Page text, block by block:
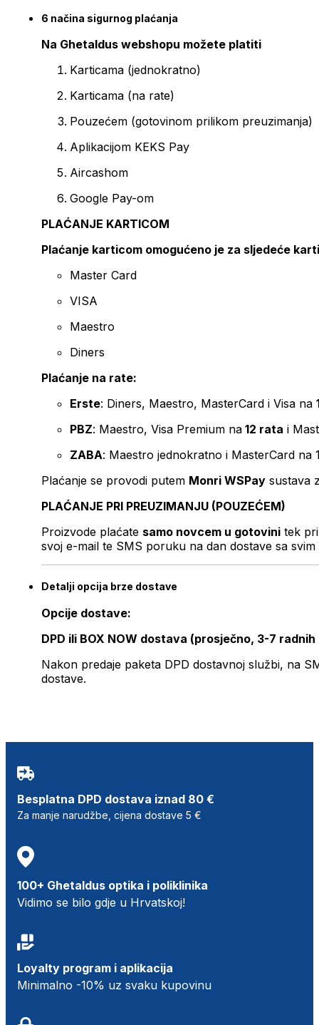
6 načina sigurnog plaćanja
Na Ghetaldus webshopu možete platiti
Karticama (jednokratno)
Karticama (na rate)
Pouzećem (gotovinom prilikom preuzimanja)
Aplikacijom KEKS Pay
Aircashom
Google Pay-om
PLAĆANJE KARTICOM
Plaćanje karticom omogućeno je za sljedeće
Master Card
VISA
Maestro
Diners
Plaćanje na rate:
Erste: Diners, Maestro, MasterCard i Visa na
PBZ: Maestro, Visa Premium na 12 rata i
ZABA: Maestro jednokratno i MasterCard na
Plaćanje se provodi putem Monri WSPay sustava
PLAĆANJE PRI PREUZIMANJU (POUZEĆEM)
Proizvode plaćate samo novcem u gotovini tek
svoj e-mail te SMS poruku na dan dostave sa svim
Detalji opcija brze dostave
Opcije dostave:
DPD ili BOX NOW dostava (prosječno, 3-7 radnih
Nakon predaje paketa DPD dostavnoj službi, na
dostave.
Besplatna DPD dostava iznad 80 €
Za manje narudžbe, cijena dostave 5 €
100+ Ghetaldus optika i poliklinika
Vidimo se bilo gdje u Hrvatskoj!
Loyalty program i aplikacija
Minimalno -10% uz svaku kupovinu